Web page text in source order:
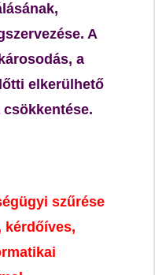
A
a
elkerülhető
csökkentése.
szűrése
kérdőíves,